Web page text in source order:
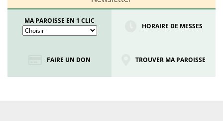
MA PAROISSE EN 1 CLIC
HORAIRE DE MESSES
FAIRE UN DON TROUVER MA PAROISSE